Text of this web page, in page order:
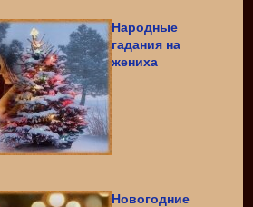
Народные
гадания на
жениха
Новогодние